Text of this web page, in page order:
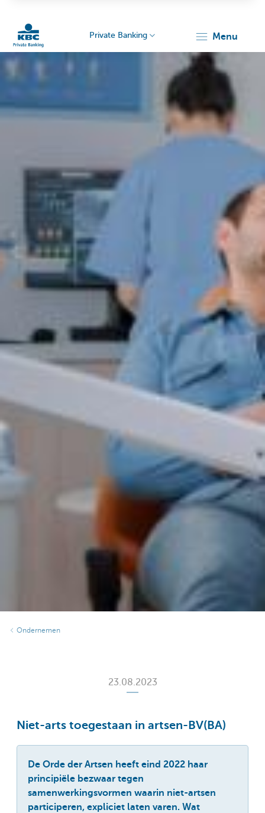
Particulieren
Private Banking menu
Ondernemen
23.08.2023
Niet-arts toegestaan in artsen-BV(BA)
De Orde der Artsen heeft eind 2022 haar
principiële bezwaar tegen
samenwerkingsvormen waarin niet-artsen
participeren, expliciet laten varen. Wat